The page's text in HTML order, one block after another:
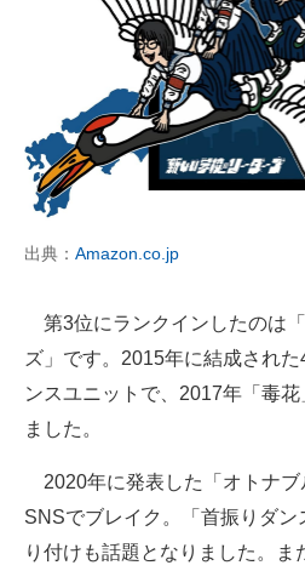
出典： Amazon.co.jp
第3位にランクインしたのは
ズ」です。2015年に結成され
ンスユニットで、2017年「毒
ました。
2020年に発表した「オトナブ
SNSでブレイク。「首振りダ
り付けも話題となりました。